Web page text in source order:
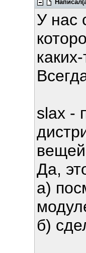
У нас
slax -
Да,
а)
б)